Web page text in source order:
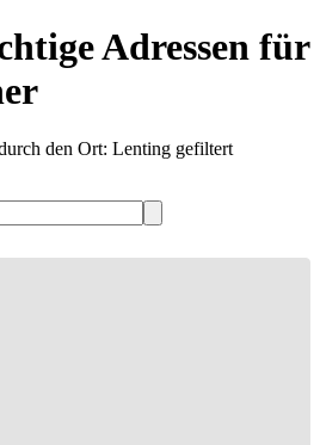
Adressen für
den Ort: Lenting gefiltert